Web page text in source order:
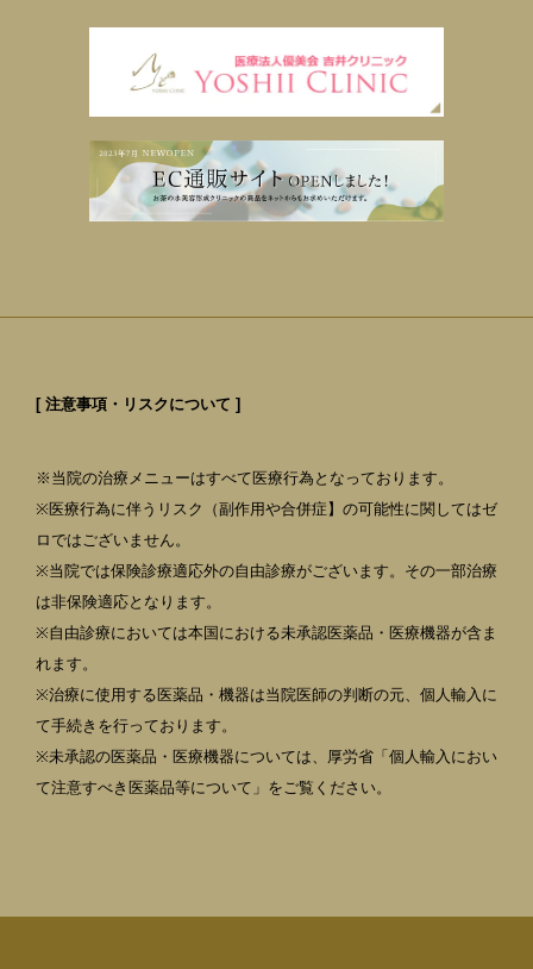
[ 注意事項・リスクについて ]
※当院の治療メニューはすべて医療行為となっております。
※医療行為に伴うリスク（副作用や合併症】の可能性に関してはゼ
ロではございません。
※当院では保険診療適応外の自由診療がございます。その一部治療
は非保険適応となります。
※自由診療においては本国における未承認医薬品・医療機器が含ま
れます。
※治療に使用する医薬品・機器は当院医師の判断の元、個人輸入に
て手続きを行っております。
※未承認の医薬品・医療機器については、厚労省「個人輸入におい
て注意すべき医薬品等について」をご覧ください。